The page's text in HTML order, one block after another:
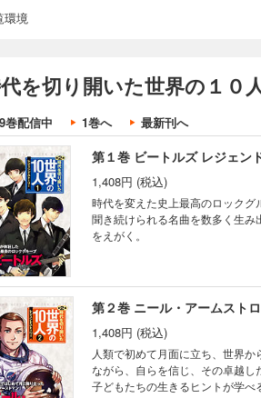
環境
を切り開いた世界の１
巻配信中 1巻へ 最新刊へ
第１巻 ビートルズ レジェン
1,408円 (税込)
時代を変えた史上最高のロック
聞き続けられる名曲を数多く生
をえがく。
第２巻 ニール・アームスト
1,408円 (税込)
人類で初めて月面に立ち、世界
ながら、自らを信じ、その卓越
子どもたちの生きるヒントが学べ